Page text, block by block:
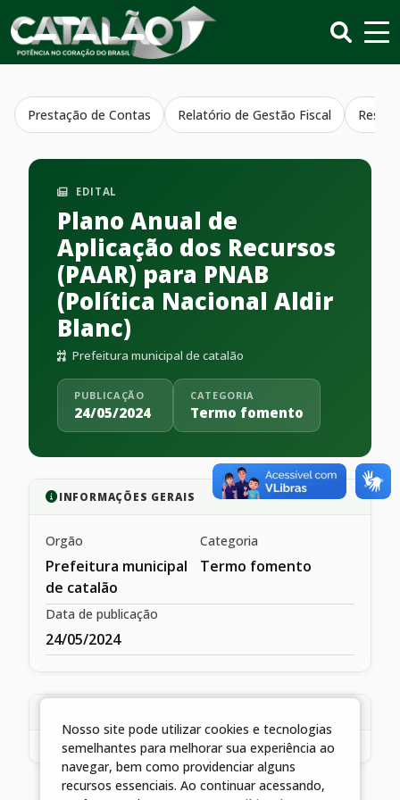
Prestação de Contas Relatório de Gestão Fiscal
EDITAL
Plano Anual de
Aplicação dos Recursos
(PAAR) para PNAB
(Política Nacional Aldir
Blanc)
Prefeitura municipal de catalão
PUBLICAÇÃO
24/05/2024
CATEGORIA
Termo fomento
INFORMAÇÕES GERAIS
Orgão
Prefeitura municipal
de catalão
Categoria
Termo fomento
Data de publicação
24/05/2024
Nosso site pode utilizar cookies e tecnologias
semelhantes para melhorar sua experiência ao
navegar, bem como providenciar alguns
recursos essenciais. Ao continuar acessando,